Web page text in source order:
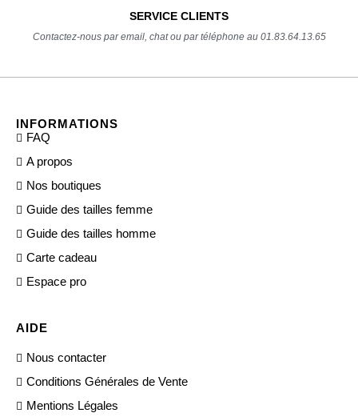
SERVICE CLIENTS
Contactez-nous par email, chat ou par téléphone au 01.83.64.13.65
INFORMATIONS
FAQ
A propos
Nos boutiques
Guide des tailles femme
Guide des tailles homme
Carte cadeau
Espace pro
AIDE
Nous contacter
Conditions Générales de Vente
Mentions Légales